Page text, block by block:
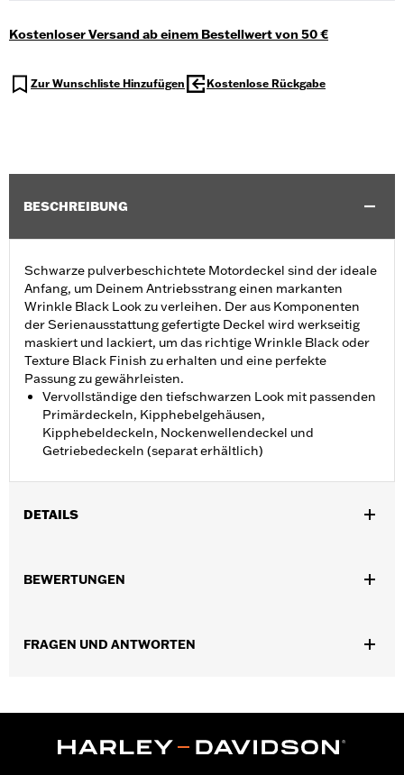
Kostenloser Versand ab einem Bestellwert von 50 €
Zur Wunschliste Hinzufügen Kostenlose Rückgabe
BESCHREIBUNG
Schwarze pulverbeschichtete Motordeckel sind der ideale
Anfang, um Deinem Antriebsstrang einen markanten
Wrinkle Black Look zu verleihen. Der aus Komponenten
der Serienausstattung gefertigte Deckel wird werkseitig
maskiert und lackiert, um das richtige Wrinkle Black oder
Texture Black Finish zu erhalten und eine perfekte
Passung zu gewährleisten.
Vervollständige den tiefschwarzen Look mit passenden
Primärdeckeln, Kipphebelgehäusen,
Kipphebeldeckeln, Nockenwellendeckel und
Getriebedeckeln (separat erhältlich)
DETAILS
Modelle ’07–’17.
müssen möglicherweise neue Dichtungen gekauft
BEWERTUNGEN
FRAGEN UND ANTWORTEN